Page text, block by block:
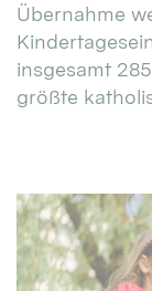
Übernahme
insgesamt
größte